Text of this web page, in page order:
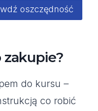
oszczędność
zakupie?
do kursu –
co robić